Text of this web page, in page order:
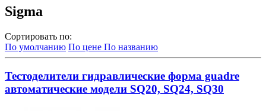
Sigma
Сортировать по:
По умолчанию По цене По названию
Тестоделители гидравлические форма guadre
автоматические модели SQ20, SQ24, SQ30